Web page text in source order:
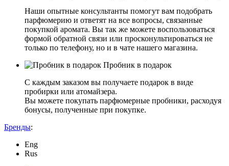
Наши опытные консультанты помогут вам подобрать
парфюмерию и ответят на все вопросы, связанные
покупкой аромата. Вы так же можете воспользоваться
формой обратной связи или просконультироваться не
только по телефону, но и в чате нашего магазина.
Пробник в подарок
С каждым заказом вы получаете подарок в виде
пробирки или атомайзера.
Вы можете покупать парфюмерные пробники, расходуя
бонусы, полученные при покупке.
Бренды:
Eng
Rus